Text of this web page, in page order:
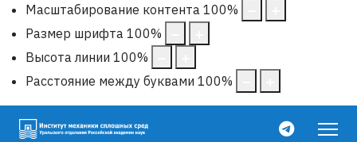
Масштабирование контента 100%
Размер шрифта 100%
Высота линии 100%
Расстояние между буквами 100%